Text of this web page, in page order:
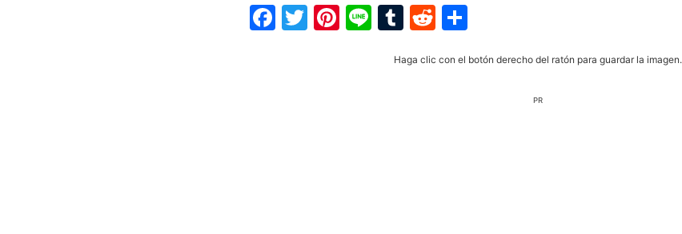
Facebook
Twitter
Pinterest
LineTumblr
Reddit
Haga clic con el botón derecho del ratón para guardar la imagen.
PR